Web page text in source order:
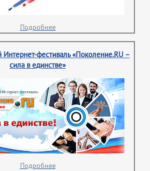
Подробнее
фестиваль «Поколение.RU –
сила в единстве»
Подробнее